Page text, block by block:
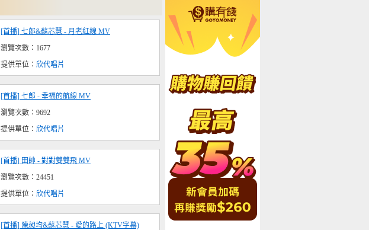
[首播] 七郎&蘇芯慧 - 月老紅線 MV
瀏覽次數：1677
提供單位： 欣代唱片
[首播] 七郎 - 幸福的航線 MV
瀏覽次數：9692
提供單位： 欣代唱片
[首播] 田帥 - 對對雙雙飛 MV
瀏覽次數：24451
提供單位： 欣代唱片
[首播] 陳昶均&蘇芯慧 - 愛的路上 (KTV字幕)